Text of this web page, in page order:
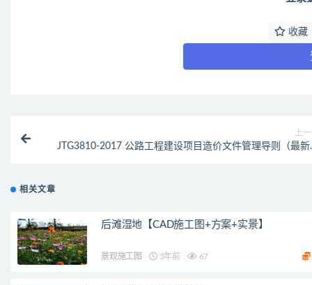
收藏
上
JTG3810-2017 公路工程建设项目造价文件管理导则（最新
相关文章
后滩湿地【CAD施工图+方案+实景】
景观施工图 3年前 67